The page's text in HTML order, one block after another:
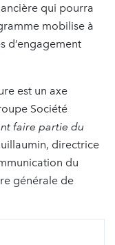
qui pourra
mobilise à
d’engagement
est un axe
Société
faire partie du
directrice
du
générale de